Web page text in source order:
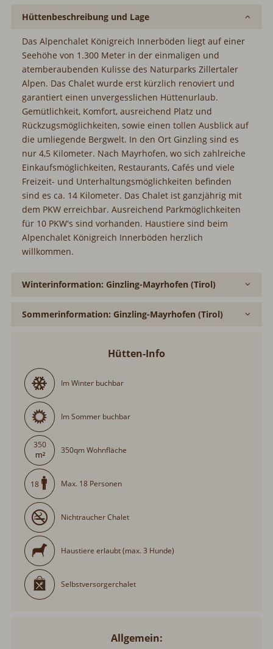
Hüttenbeschreibung und Lage
Das Alpenchalet Königreich Innerböden liegt auf einer
Seehöhe von 1.300 Meter in der einmaligen und
atemberaubenden Kulisse des Naturparks Zillertaler
Alpen. Das Chalet wurde erst kürzlich renoviert und
garantiert einen unvergesslichen Hüttenurlaub.
Gemütlichkeit, Komfort, ausreichend Platz und
Rückzugsmöglichkeiten, sowie einen tollen Ausblick auf
die umliegende Bergwelt. In den Ort Ginzling sind es
nur 4,5 Kilometer. Nach Mayrhofen, wo sich zahlreiche
Einkaufsmöglichkeiten, Restaurants, Cafés und viele
Freizeit- und Unterhaltungsmöglichkeiten befinden
sind es ca. 14 Kilometer. Das Chalet ist ganzjährig mit
dem PKW erreichbar. Ausreichend Parkmöglichkeiten
für 10 PKW's sind vorhanden. Haustiere sind beim
Alpenchalet Königreich Innerböden herzlich
willkommen.
Winterinformation: Ginzling-Mayrhofen (Tirol)
Sommerinformation: Ginzling-Mayrhofen (Tirol)
Hütten-Info
Im Winter buchbar
Im Sommer buchbar
350
350qm Wohnfläche
18 Max. 18 Personen
Nichtraucher Chalet
Haustiere erlaubt (max. 3 Hunde)
Selbstversorgerchalet
Allgemein: